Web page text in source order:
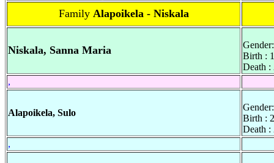
Family Alapoikela - Niskala
Niskala, Sanna Maria
Birth :
Death :
,
Alapoikela, Sulo
Birth :
Death :
,